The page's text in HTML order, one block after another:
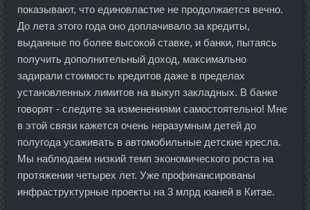
показывают, что единовластие не продолжается вечно.
До лета этого года оно доплачивало за кредиты,
выданные по более высокой ставке, и банки, пытаясь
получить дополнительный доход, максимально
задирали стоимость кредитов даже в пределах
установленных лимитов на выкуп закладных. В банке
говорят - следите за изменениями самостоятельно! Мне
в этой связи кажется очень неразумным детей до
полугода усаживать в автомобильные детские кресла.
Мы наблюдаем низкий темп экономического роста на
протяжении четырех лет. Уже профинансированы
инфраструктурные проекты на 3 млрд юаней в Китае.